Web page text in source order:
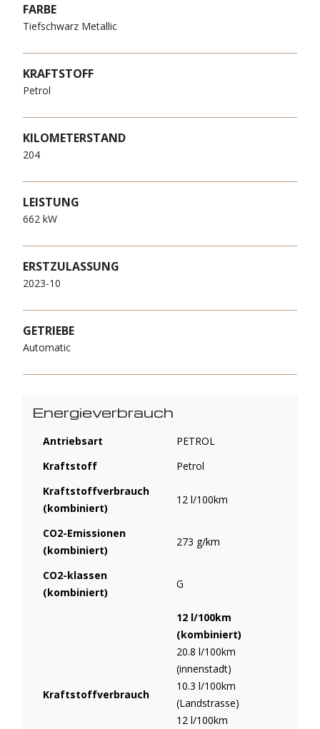
FARBE
Tiefschwarz Metallic
KRAFTSTOFF
Petrol
KILOMETERSTAND
204
LEISTUNG
662 kW
ERSTZULASSUNG
2023-10
GETRIEBE
Automatic
Energieverbrauch
Antriebsart
PETROL
Kraftstoff
Petrol
Kraftstoffverbrauch
(kombiniert)
12 l/100km
CO2-Emissionen
(kombiniert)
273 g/km
CO2-klassen
(kombiniert)
G
Kraftstoffverbrauch
12 l/100km
(kombiniert)
20.8 l/100km
(innenstadt)
10.3 l/100km
(Landstrasse)
12 l/100km